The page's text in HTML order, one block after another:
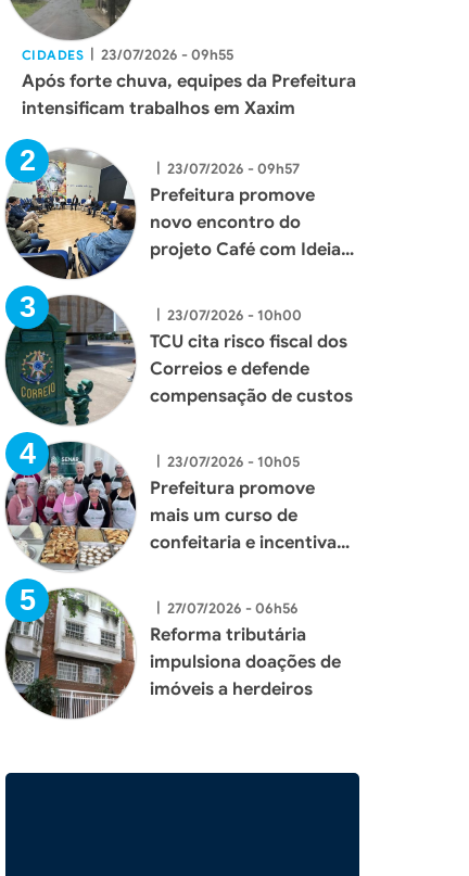
CIDADES | 23/07/2026 - 09h55
Após forte chuva, equipes da Prefeitura
intensificam trabalhos em Xaxim
| 23/07/2026 - 09h57
Prefeitura promove
novo encontro do
projeto Café com Ideias
empresários de Xaxim
| 23/07/2026 - 10h00
TCU cita risco fiscal dos
Correios e defende
compensação de custos
| 23/07/2026 - 10h05
Prefeitura promove
mais um curso de
confeitaria e incentiva
mulheres de Xaxim
| 27/07/2026 - 06h56
Reforma tributária
impulsiona doações de
imóveis a herdeiros